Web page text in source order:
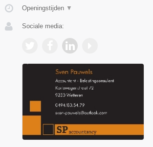
Openingstijden ▼
Sociale media: